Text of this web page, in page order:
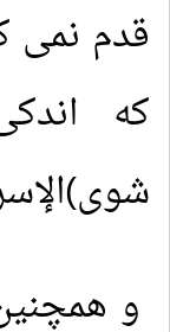
قدم نمی
که
و